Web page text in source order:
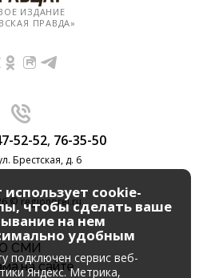
ИЗДАНИЕ
ПРАВДА»
52-52, 76-35-50
Брестская, д. 6
© regionorel.ru
О СМИ
на сайте
использует cookie-
чтобы сделать ваше
на нем
удобным
подключен сервис веб-
Яндекс. Метрика,